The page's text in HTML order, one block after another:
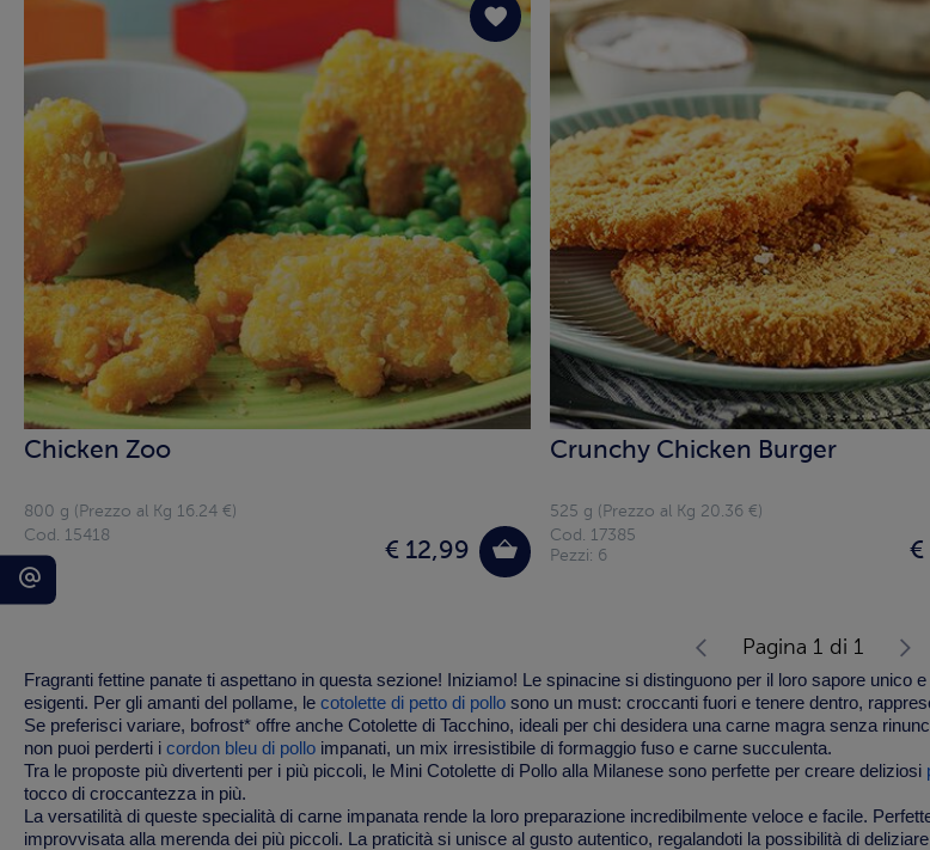
Chicken Zoo
800 g (Prezzo al Kg 16.24 €)
€ 12,99
Cod. 15418
Crunchy Chicken Burger
525 g (Prezzo al Kg 20.36 €)
€
Cod. 17385
Pezzi: 6
Pagina 1 di 1
Fragranti fettine panate ti aspettano in questa sezione! Iniziamo! Le spinacinesi distinguono per il loro sapore unico
esigenti. Per gli amanti del pollame, le cotolette di petto di pollosono un must: croccanti fuori e tenere dentro,
Se preferisci variare, bofrost* offre anche Cotolette di Tacchino, ideali per chi desidera una carne magra senza
non puoi perderti i cordon bleu di polloimpanati, un mix irresistibile di formaggio fuso e carne succulenta.
Tra le proposte più divertenti per i più piccoli, le Mini Cotolette di Pollo alla Milanese sono perfette per creare deliziosi
tocco di croccantezza in più.
La versatilità di queste specialità di carne impanata rende la loro preparazione incredibilmente veloce e facile.
improvvisata alla merenda dei più piccoli. La praticità si unisce al gusto autentico, regalandoti la possibilità di